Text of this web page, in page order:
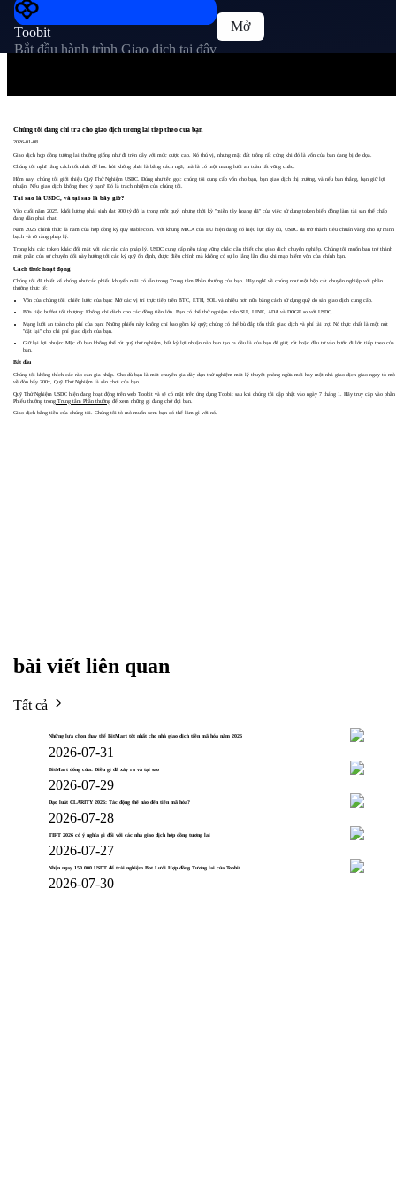
Toobit
Bắt đầu hành trình Giao dịch tại đây
Mở
Chúng tôi đang chi trả cho giao dịch tương lai tiếp theo của bạn
2026-01-08
Giao dịch hợp đồng tương lai thường giống như đi trên dây với mức cược cao. Nó thú vị, nhưng mặt đất trông rất cứng khi đó là vốn của bạn đang bị đe dọa.
Chúng tôi nghĩ rằng cách tốt nhất để học hỏi không phải là bằng cách ngã, mà là có một mạng lưới an toàn rất vững chắc.
Hôm nay, chúng tôi giới thiệu Quỹ Thử Nghiệm USDC. Đúng như tên gọi: chúng tôi cung cấp vốn cho bạn, bạn giao dịch thị trường, và nếu bạn thắng, bạn giữ lợi
nhuận. Nếu giao dịch không theo ý bạn? Đó là trách nhiệm của chúng tôi.
Tại sao là USDC, và tại sao là bây giờ?
Vào cuối năm 2025, khối lượng phái sinh đạt 900 tỷ đô la trong một quý, nhưng thời kỳ "miền tây hoang dã" của việc sử dụng token biến động làm tài sản thế chấp
đang dần phai nhạt.
Năm 2026 chính thức là năm của hợp đồng ký quỹ stablecoin. Với khung MiCA của EU hiện đang có hiệu lực đầy đủ, USDC đã trở thành tiêu chuẩn vàng cho sự minh
bạch và rõ ràng pháp lý.
Trong khi các token khác đối mặt với các rào cản pháp lý, USDC cung cấp nền tảng vững chắc cần thiết cho giao dịch chuyên nghiệp. Chúng tôi muốn bạn trở thành
một phần của sự chuyển đổi này hướng tới các ký quỹ ổn định, được điều chỉnh mà không có sự lo lắng lần đầu khi mạo hiểm vốn của chính bạn.
Cách thức hoạt động
Chúng tôi đã thiết kế chúng như các phiếu khuyến mãi có sẵn trong Trung tâm Phần thưởng của bạn. Hãy nghĩ về chúng như một hộp cát chuyên nghiệp với phần
thưởng thực tế:
Vốn của chúng tôi, chiến lược của bạn: Mở các vị trí trực tiếp trên BTC, ETH, SOL và nhiều hơn nữa bằng cách sử dụng quỹ do sàn giao dịch cung cấp.
Bữa tiệc buffet tối thượng: Không chỉ dành cho các đồng tiền lớn. Bạn có thể thử nghiệm trên SUI, LINK, ADA và DOGE so với USDC.
Mạng lưới an toàn cho phí của bạn: Những phiếu này không chỉ bao gồm ký quỹ; chúng có thể bù đắp tổn thất giao dịch và phí tài trợ. Nó thực chất là một nút
"đặt lại" cho chi phí giao dịch của bạn.
Giữ lại lợi nhuận: Mặc dù bạn không thể rút quỹ thử nghiệm, bất kỳ lợi nhuận nào bạn tạo ra đều là của bạn để giữ, rút hoặc đầu tư vào bước đi lớn tiếp theo của
bạn.
Bắt đầu
Chúng tôi không thích các rào cản gia nhập. Cho dù bạn là một chuyên gia dày dạn thử nghiệm một lý thuyết phòng ngừa mới hay một nhà giao dịch giao ngay tò mò
về đòn bẩy 200x, Quỹ Thử Nghiệm là sân chơi của bạn.
Quỹ Thử Nghiệm USDC hiện đang hoạt động trên web Toobit và sẽ có mặt trên ứng dụng Toobit sau khi chúng tôi cập nhật vào ngày 7 tháng 1. Hãy truy cập vào phần
Phiếu thưởng trong Trung tâm Phần thưởngđể xem những gì đang chờ đợi bạn.
Giao dịch bằng tiền của chúng tôi. Chúng tôi tò mò muốn xem bạn có thể làm gì với nó.
bài viết liên quan
Tất cả
Những lựa chọn thay thế BitMart tốt nhất cho nhà giao dịch tiền mã hóa năm 2026
2026-07-31
BitMart đóng cửa: Điều gì đã xảy ra và tại sao
2026-07-29
Đạo luật CLARITY 2026: Tác động thế nào đến tiền mã hóa?
2026-07-28
TIFT 2026 có ý nghĩa gì đối với các nhà giao dịch hợp đồng tương lai
2026-07-27
Nhận ngay 150.000 USDT để trải nghiệm Bot Lưới Hợp đồng Tương lai của Toobit
2026-07-30